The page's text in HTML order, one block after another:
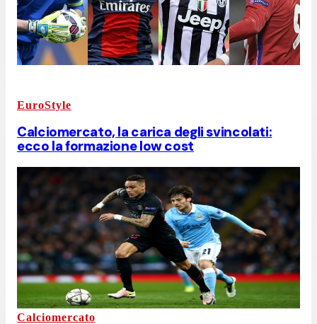
EuroStyle
Calciomercato, la carica degli svincolati:
ecco la formazione low cost
Calciomercato